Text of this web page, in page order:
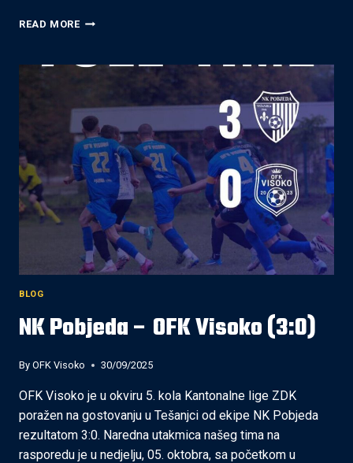
READ MOREOFK
NK
–
15:00)
BLOG
NK Pobjeda – OFK Visoko (3:0)
By OFK Visoko 30/09/2025
OFK Visoko je u okviru 5. kola Kantonalne lige ZDK
poražen na gostovanju u Tešanjci od ekipe NK Pobjeda
rezultatom 3:0. Naredna utakmica našeg tima na
rasporedu je u nedjelju, 05. oktobra, sa početkom u